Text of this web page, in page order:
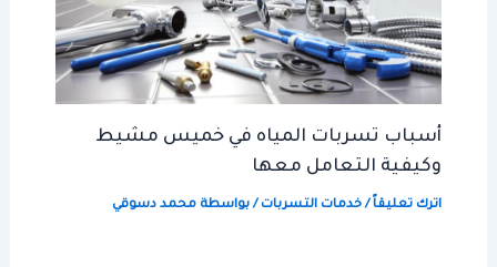
أسباب تسربات المياه في خميس مشيط
وكيفية التعامل معها
اترك تعليقاً /خدمات التسربات/ بواسطة محمد دسوقي